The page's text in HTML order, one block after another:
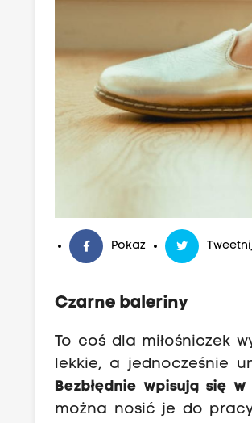
Pokaż
Czarne baleriny
To coś dla miłośniczek
lekkie, a jednocześnie
Bezbłędnie wpisują się
można nosić je do